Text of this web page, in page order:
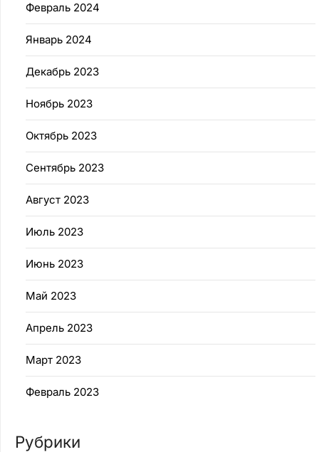
Февраль 2024
Январь 2024
Декабрь 2023
Ноябрь 2023
Октябрь 2023
Сентябрь 2023
Август 2023
Июль 2023
Июнь 2023
Май 2023
Апрель 2023
Март 2023
Февраль 2023
Рубрики